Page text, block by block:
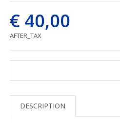
€ 40,00
AFTER_TAX
DESCRIPTION